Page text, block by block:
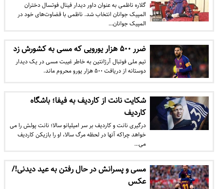
​گلاره ناظمی به‌ عنوان داور دیدار فینال فوتسال دختران
المپیک جوانان انتخاب شد. ناظمی با قضاوت‌های خود در
المپیک جوانان…
ضرر ۵۰۰‌ هزار یورویی که مسی به کشورش زد
تیم ملی فوتبال آرژانتین به خاطر غیبت مسی در یک دیدار
دوستانه از دریافت ۵۰۰ هزار یورو محروم ماند.
شکایت نانت از کاردیف به فیفا؛ باشگاه
کاردیف
​درگیری نانت و کاردیف بر سر امیلیانو سالا؛ نانت پولش را می
خواهد چراکه آنها در لحظه مرگ سالا، او را بازیکن کاردیف
می…
مسی و پسرانش در حال رفتن به عید دیدنی!/
عکس